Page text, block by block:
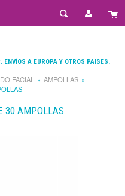
A EUROPA Y OTROS PAISES.
FACIAL
AMPOLLAS
30 AMPOLLAS